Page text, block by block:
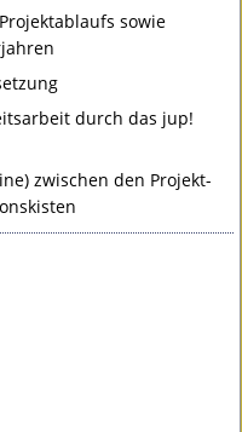
sowie
durch das jup!
zwischen den Projekt-